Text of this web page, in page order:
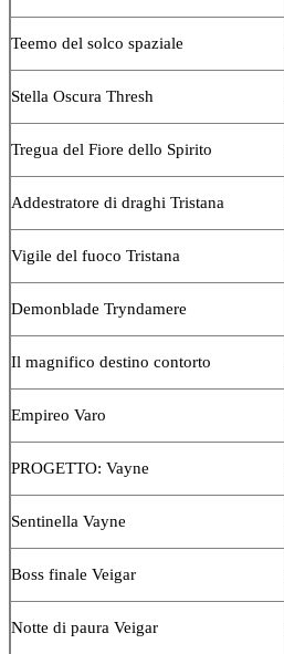
Teemo del solco spaziale
Stella Oscura Thresh
Tregua del Fiore dello Spirito
Addestratore di draghi Tristana
Vigile del fuoco Tristana
Demonblade Tryndamere
Il magnifico destino contorto
Empireo Varo
PROGETTO: Vayne
Sentinella Vayne
Boss finale Veigar
Notte di paura Veigar